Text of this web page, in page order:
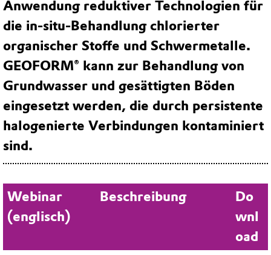
Anwendung reduktiver Technologien für
die in-situ-Behandlung chlorierter
organischer Stoffe und Schwermetalle.
GEOFORM® kann zur Behandlung von
Grundwasser und gesättigten Böden
eingesetzt werden, die durch persistente
halogenierte Verbindungen kontaminiert
sind.
Webinar
(englisch)
Beschreibung
Do
wnl
oad